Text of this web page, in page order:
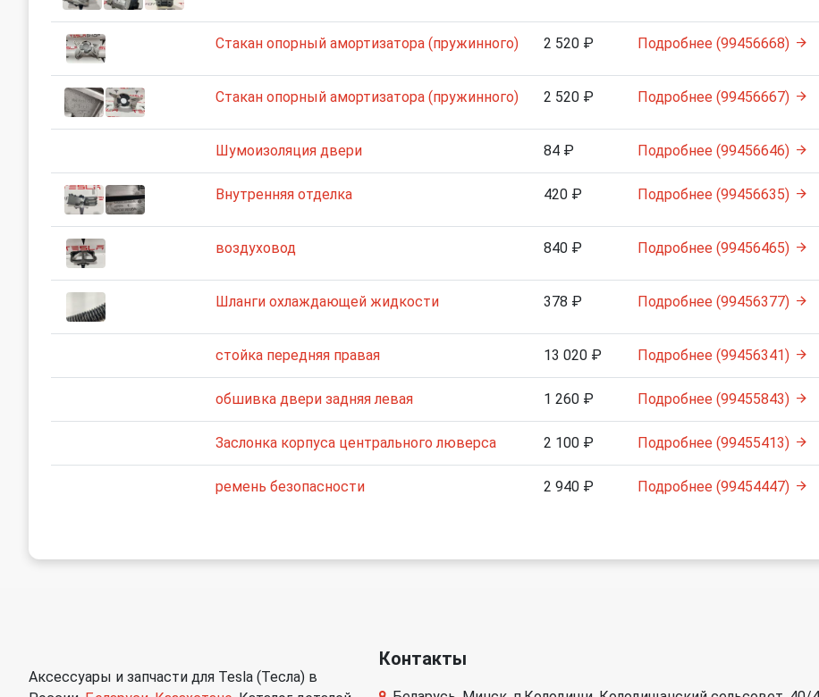
Стакан опорный амортизатора (пружинного) 2 520 ₽ Подробнее (99456668)
Стакан опорный амортизатора (пружинного) 2 520 ₽ Подробнее (99456667)
Шумоизоляция двери 84 ₽ Подробнее (99456646)
Внутренняя отделка 420 ₽ Подробнее (99456635)
воздуховод 840 ₽ Подробнее (99456465)
Шланги охлаждающей жидкости 378 ₽ Подробнее (99456377)
стойка передняя правая 13 020 ₽ Подробнее (99456341)
обшивка двери задняя левая 1 260 ₽ Подробнее (99455843)
Заслонка корпуса центрального люверса 2 100 ₽ Подробнее (99455413)
ремень безопасности 2 940 ₽ Подробнее (99454447)
Аксессуары и запчасти для Tesla (Тесла) в
Контакты